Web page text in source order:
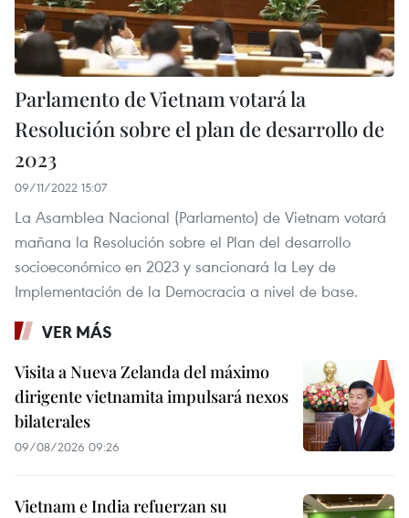
Parlamento de Vietnam votará la
Resolución sobre el plan de desarrollo de
2023
09/11/2022 15:07
La Asamblea Nacional (Parlamento) de Vietnam votará
mañana la Resolución sobre el Plan del desarrollo
socioeconómico en 2023 y sancionará la Ley de
Implementación de la Democracia a nivel de base.
VER MÁS
Visita a Nueva Zelanda del máximo
dirigente vietnamita impulsará nexos
bilaterales
09/08/2026 09:26
Vietnam e India refuerzan su